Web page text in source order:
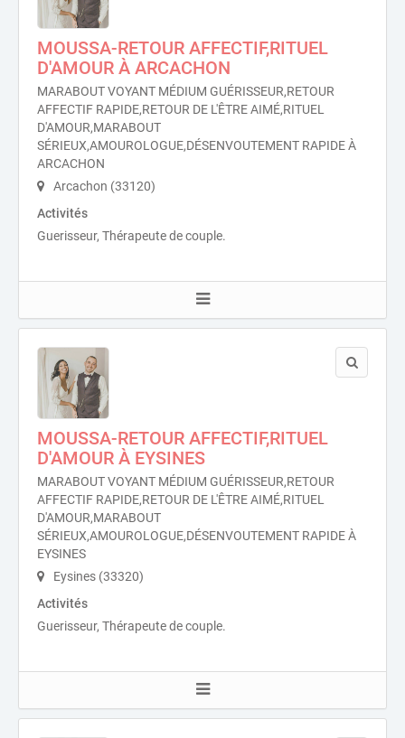
MOUSSA-RETOUR AFFECTIF,RITUEL
D'AMOUR À ARCACHON
MARABOUT VOYANT MÉDIUM GUÉRISSEUR,RETOUR
AFFECTIF RAPIDE,RETOUR DE L'ÊTRE AIMÉ,RITUEL
D'AMOUR,MARABOUT
SÉRIEUX,AMOUROLOGUE,DÉSENVOUTEMENT RAPIDE À
ARCACHON
Arcachon (33120)
Activités
Guerisseur, Thérapeute de couple.
MOUSSA-RETOUR AFFECTIF,RITUEL
D'AMOUR À EYSINES
MARABOUT VOYANT MÉDIUM GUÉRISSEUR,RETOUR
AFFECTIF RAPIDE,RETOUR DE L'ÊTRE AIMÉ,RITUEL
D'AMOUR,MARABOUT
SÉRIEUX,AMOUROLOGUE,DÉSENVOUTEMENT RAPIDE À
EYSINES
Eysines (33320)
Activités
Guerisseur, Thérapeute de couple.